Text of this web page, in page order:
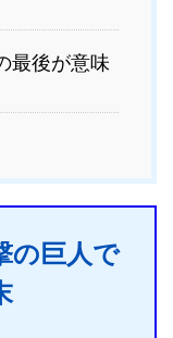
最後が意味
の巨人で